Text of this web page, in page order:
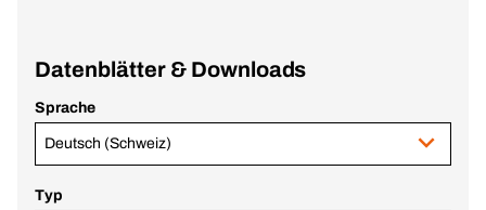
Datenblätter & Downloads
Sprache
Deutsch (Schweiz)
Typ